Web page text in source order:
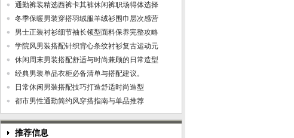
通勤裤装精选西裤卡其裤休闲裤职场得体选择
冬季保暖男装穿搭羽绒服羊绒衫围巾层次感营
男士正装衬衫细节袖长领型面料保养完整攻略
学院风男装搭配针织背心条纹衬衫复古运动元
休闲周末男装搭配舒适与时尚兼顾的日常造型
经典男装单品衣柜必备清单与搭配建议。
日常休闲男装搭配技巧打造舒适时尚造型
都市男性通勤简约风穿搭指南与单品推荐
推荐信息